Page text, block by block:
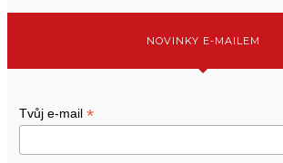
NOVINKY E-MAILEM
Tvůj e-mail *